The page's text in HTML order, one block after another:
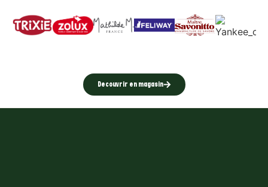
Decouvrir en magasin